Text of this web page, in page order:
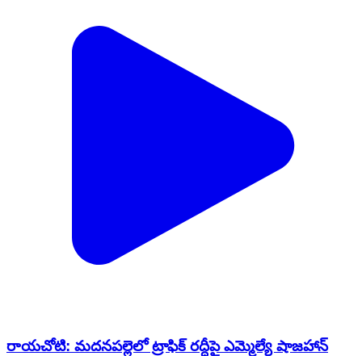
రాయచోటి: మదనపల్లెలో ట్రాఫిక్ రద్దీపై ఎమ్మెల్యే షాజహాన్